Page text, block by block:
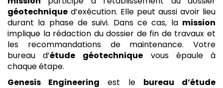
géotechnique d’exécution. Elle peut aussi avoir lieu
durant la phase de suivi. Dans ce cas, la mission
implique la rédaction du dossier de fin de travaux et
les recommandations de maintenance. Votre
bureau d’étude géotechnique vous épaule à
chaque étape.
Genesis Engineering est le bureau d’étude